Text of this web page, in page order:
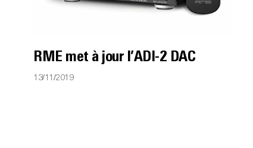
RME met à jour l’ADI-2 DAC
13/11/2019